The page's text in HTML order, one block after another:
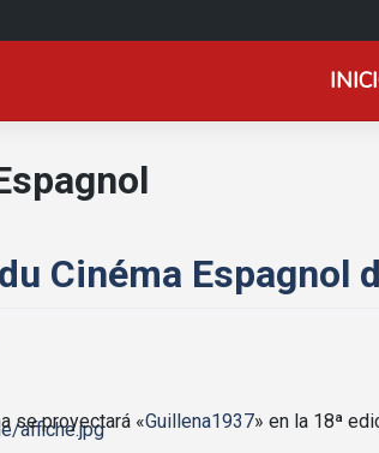
Cinéma Espagnol
se proyectará «Guillena1937» en la 18ª